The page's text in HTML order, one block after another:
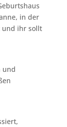
in der
und ihr sollt
und